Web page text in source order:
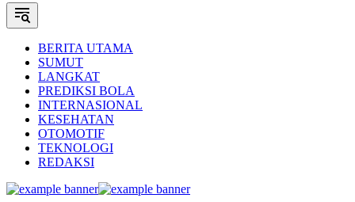
BERITA UTAMA
SUMUT
LANGKAT
PREDIKSI BOLA
INTERNASIONAL
KESEHATAN
OTOMOTIF
TEKNOLOGI
REDAKSI